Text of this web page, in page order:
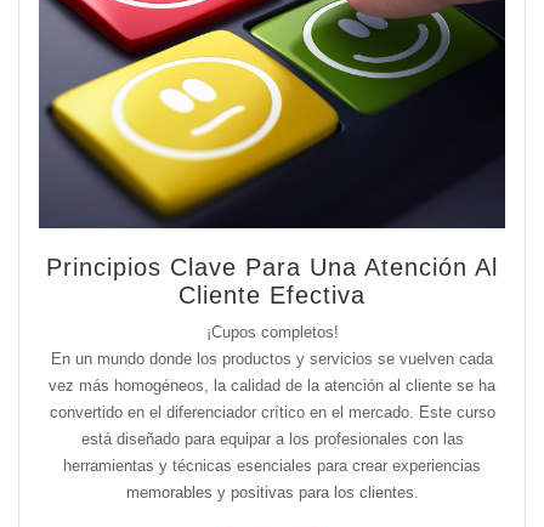
Principios Clave Para Una Atención Al
Cliente Efectiva
¡Cupos completos!
En un mundo donde los productos y servicios se vuelven cada
vez más homogéneos, la calidad de la atención al cliente se ha
convertido en el diferenciador crítico en el mercado. Este curso
está diseñado para equipar a los profesionales con las
herramientas y técnicas esenciales para crear experiencias
memorables y positivas para los clientes.